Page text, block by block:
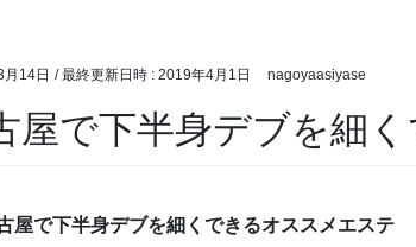
14日 / 最終更新日時 : 2019年4月1日 nagoyaasiyase
屋で下半身デブを細
で下半身デブを細くできるオススメエステ